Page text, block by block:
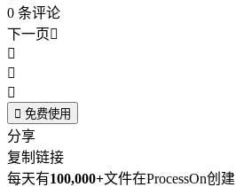
0 条评论
下一页



 免费使用
分享
复制链接
每天有100,000+文件在ProcessOn创建